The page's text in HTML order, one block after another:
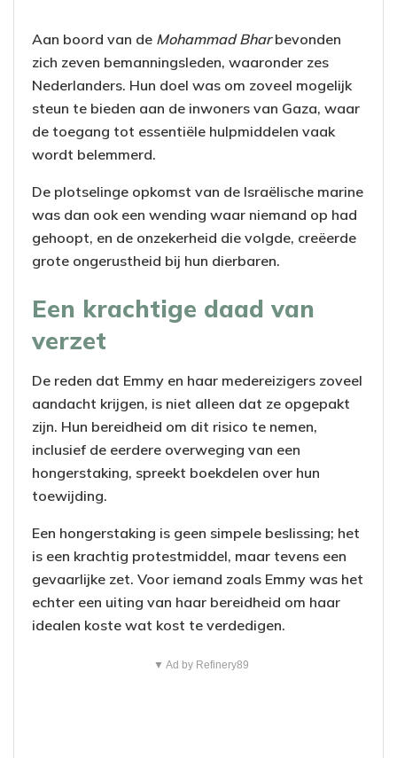
Aan boord van de Mohammad Bharbevonden
zich zeven bemanningsleden, waaronder zes
Nederlanders. Hun doel was om zoveel mogelijk
steun te bieden aan de inwoners van Gaza, waar
de toegang tot essentiële hulpmiddelen vaak
wordt belemmerd.
De plotselinge opkomst van de Israëlische marine
was dan ook een wending waar niemand op had
gehoopt, en de onzekerheid die volgde, creëerde
grote ongerustheid bij hun dierbaren.
Een krachtige daad van
verzet
De reden dat Emmy en haar medereizigers zoveel
aandacht krijgen, is niet alleen dat ze opgepakt
zijn. Hun bereidheid om dit risico te nemen,
inclusief de eerdere overweging van een
hongerstaking, spreekt boekdelen over hun
toewijding.
Een hongerstaking is geen simpele beslissing; het
is een krachtig protestmiddel, maar tevens een
gevaarlijke zet. Voor iemand zoals Emmy was het
echter een uiting van haar bereidheid om haar
idealen koste wat kost te verdedigen.
▼ Ad by Refinery89